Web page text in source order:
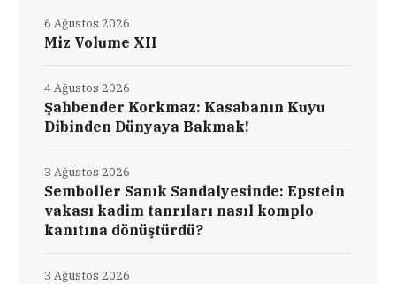
Miz Volume XII
6 Ağustos 2026
Şahbender Korkmaz: Kasabanın Kuyu
Dibinden Dünyaya Bakmak!
4 Ağustos 2026
Semboller Sanık Sandalyesinde: Epstein
vakası kadim tanrıları nasıl komplo
kanıtına dönüştürdü?
3 Ağustos 2026
3 Ağustos 2026